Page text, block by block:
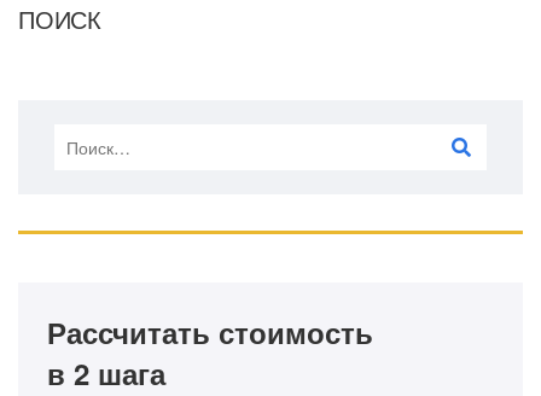
ПОИСК
Рассчитать стоимость
в 2 шага